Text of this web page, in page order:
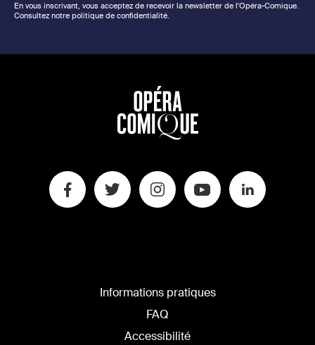
En vous inscrivant, vous acceptez de recevoir la newsletter de l'Opéra-Comique.
Consultez notre politique de confidentialité.
Informations pratiques
FAQ
Accessibilité